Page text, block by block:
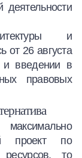
деятельности
и
от 26 августа
введении в
правовых
проект по
то